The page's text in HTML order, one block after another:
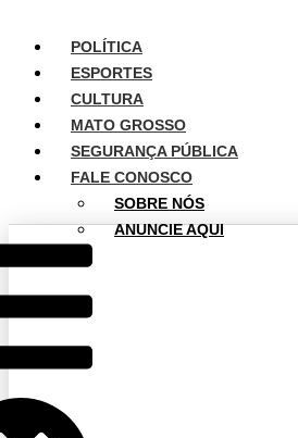
POLÍTICA
ESPORTES
CULTURA
MATO GROSSO
SEGURANÇA PÚBLICA
FALE CONOSCO
SOBRE NÓS
ANUNCIE AQUI